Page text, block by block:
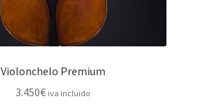
Violonchelo Premium
3.450€ iva incluido